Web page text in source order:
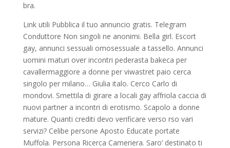
bra.
Link utili Pubblica il tuo annuncio gratis. Telegram
Conduttore Non singoli ne anonimi. Bella girl. Escort
gay, annunci sessuali omosessuale a tassello. Annunci
uomini maturi over incontri pederasta bakeca per
cavallermaggiore a donne per viwastret paio cerca
singolo per milano… Giulia italo. Cerco Carlo di
mondovi. Smettila di girare a locali gay affriola caccia di
nuovi partner a incontri di erotismo. Scapolo a donne
mature. Quanti crediti devo verificare verso rso vari
servizi? Celibe persone Aposto Educate portate
Muffola. Persona Ricerca Cameriera. Saro’ destinato ti